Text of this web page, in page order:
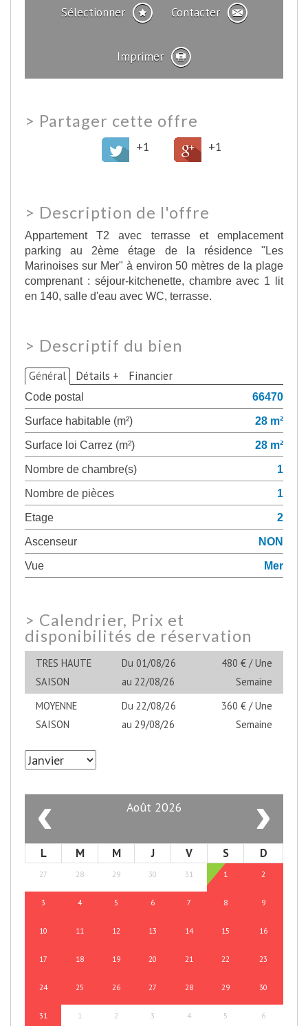
Sélectionner Contacter
Imprimer
> Partager cette offre
+1 +1
> Description de l'offre
Appartement T2 avec terrasse et emplacement
parking au 2ème étage de la résidence "Les
Marinoises sur Mer" à environ 50 mètres de la plage
comprenant : séjour-kitchenette, chambre avec 1 lit
en 140, salle d'eau avec WC, terrasse.
> Descriptif du bien
Général Détails + Financier
Code postal
66470
Surface habitable (m²)
28 m²
Surface loi Carrez (m²)
28 m²
Nombre de chambre(s)
1
Nombre de pièces
1
Etage
2
Ascenseur
NON
Vue
Mer
> Calendrier, Prix et
disponibilités de réservation
TRES HAUTE
SAISON
Du 01/08/26
au 22/08/26
480 € / Une
Semaine
MOYENNE
SAISON
Du 22/08/26
au 29/08/26
360 € / Une
Semaine
‹ Août 2026 ›
L M M J V S D
27 28 29 30 31 1 2
3 4 5 6 7 8 9
10 11 12 13 14 15 16
17 18 19 20 21 22 23
24 25 26 27 28 29 30
31 1 2 3 4 5 6